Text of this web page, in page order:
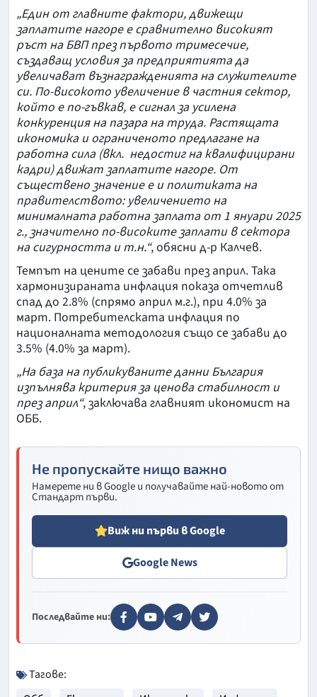
„Един от главните фактори, движещи
заплатите нагоре e сравнително високият
ръст на БВП през първото тримесечие,
създаващ условия за предприятията да
увеличават възнагражденията на служителите
си. По-високото увеличение в частния сектор,
който е по-гъвкав, е сигнал за усилена
конкуренция на пазара на труда. Растящата
икономика и ограниченото предлагане на
работна сила (вкл. недостиг на квалифицирани
кадри) движат заплатите нагоре. От
съществено значение е и политиката на
правителството: увеличението на
минималната работна заплата от 1 януари 2025
г., значително по-високите заплати в сектора
на сигурността и т.н.“, обясни д-р Калчев.
Темпът на цените се забави през април. Така
хармонизираната инфлация показа отчетлив
спад до 2.8% (спрямо април м.г.), при 4.0% за
март. Потребителската инфлация по
националната методология също се забави до
3.5% (4.0% за март).
„На база на публикуваните данни България
изпълнява критерия за ценова стабилност и
през април“, заключава главният икономист на
ОББ.
Не пропускайте нищо важно
Намерете ни в Google и получавайте най-новото от
Стандарт първи.
Виж ни първи в Google
Google News
Последвайте ни:
Тагове: